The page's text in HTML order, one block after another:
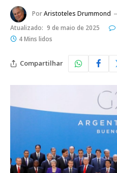
PorAristoteles Drummond
Atualizado: 9 de maio de 2025
4 Mins lidos
Compartilhar